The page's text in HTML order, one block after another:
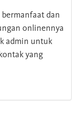
dan
onlinennya
admin untuk
yang